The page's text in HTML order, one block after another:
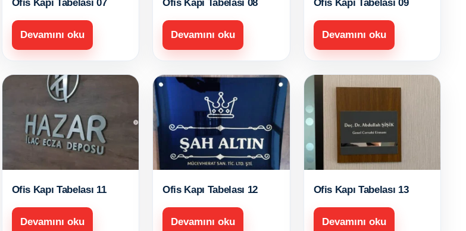
Ofis Kapı Tabelası 07
Devamını oku
Ofis Kapı Tabelası 08
Devamını oku
Ofis Kapı Tabelası 09
Devamını oku
Ofis Kapı Tabelası 11
Devamını oku
Ofis Kapı Tabelası 12
Devamını oku
Ofis Kapı Tabelası 13
Devamını oku